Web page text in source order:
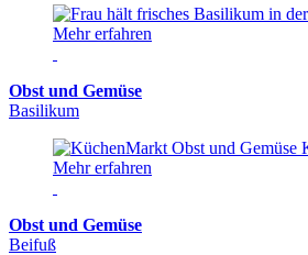
Mehr erfahren
Obst und Gemüse
Basilikum
Mehr erfahren
Obst und Gemüse
Beifuß